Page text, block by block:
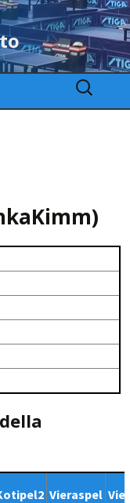
Haku:
Vieraspel